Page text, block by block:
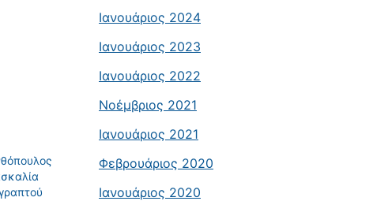
Ιανουάριος 2024
Ιανουάριος 2023
Ιανουάριος 2022
Νοέμβριος 2021
Ιανουάριος 2021
Φεβρουάριος 2020
Ιανουάριος 2020